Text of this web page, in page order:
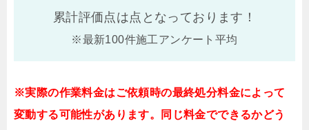
累計評価点は点となっております！
※最新100件施工アンケート平均
※実際の作業料金はご依頼時の最終処分料金によって
変動する可能性があります。同じ料金でできるかどう